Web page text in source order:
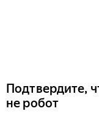
Подтвердите,
не робот